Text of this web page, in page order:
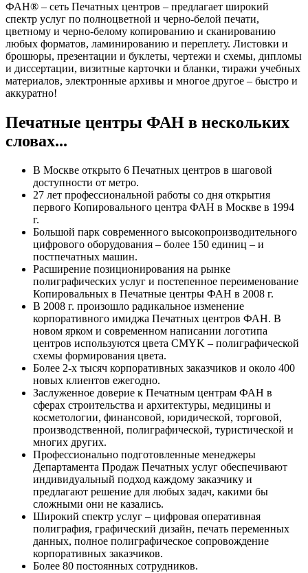
ФАН® – сеть Печатных центров – предлагает широкий
спектр услуг по полноцветной и черно-белой печати,
цветному и черно-белому копированию и сканированию
любых форматов, ламинированию и переплету. Листовки и
брошюры, презентации и буклеты, чертежи и схемы, дипломы
и диссертации, визитные карточки и бланки, тиражи учебных
материалов, электронные архивы и многое другое – быстро и
аккуратно!
Печатные центры ФАН в нескольких
словах...
В Москве открыто 6 Печатных центров в шаговой
доступности от метро.
27 лет профессиональной работы со дня открытия
первого Копировального центра ФАН в Москве в 1994
г.
Большой парк современного высокопроизводительного
цифрового оборудования – более 150 единиц – и
постпечатных машин.
Расширение позиционирования на рынке
полиграфических услуг и постепенное переименование
Копировальных в Печатные центры ФАН в 2008 г.
В 2008 г. произошло радикальное изменение
корпоративного имиджа Печатных центров ФАН. В
новом ярком и современном написании логотипа
центров используются цвета CMYK – полиграфической
схемы формирования цвета.
Более 2-х тысяч корпоративных заказчиков и около 400
новых клиентов ежегодно.
Заслуженное доверие к Печатным центрам ФАН в
сферах строительства и архитектуры, медицины и
косметологии, финансовой, юридической, торговой,
производственной, полиграфической, туристической и
многих других.
Профессионально подготовленные менеджеры
Департамента Продаж Печатных услуг обеспечивают
индивидуальный подход каждому заказчику и
предлагают решение для любых задач, какими бы
сложными они не казались.
Широкий спектр услуг – цифровая оперативная
полиграфия, графический дизайн, печать переменных
данных, полное полиграфическое сопровождение
корпоративных заказчиков.
Более 80 постоянных сотрудников.